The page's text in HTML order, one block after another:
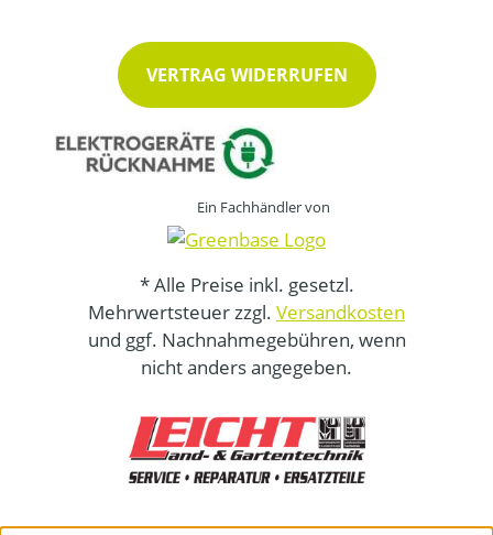
VERTRAG WIDERRUFEN
Ein Fachhändler von
* Alle Preise inkl. gesetzl.
Mehrwertsteuer zzgl. Versandkosten
und ggf. Nachnahmegebühren, wenn
nicht anders angegeben.